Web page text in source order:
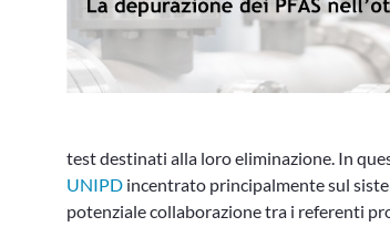
test destinati alla loro eliminazione. In
UNIPD incentrato principalmente sul
potenziale collaborazione tra i referenti